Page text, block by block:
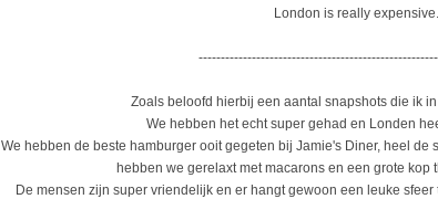
London is really expensive.
Zoals beloofd hierbij een aantal snapshots die ik
We hebben het echt super gehad en Londen
We hebben de beste hamburger ooit gegeten bij Jamie's Diner, heel
hebben we gerelaxt met macarons en een grote
De mensen zijn super vriendelijk en er hangt gewoon een leuke